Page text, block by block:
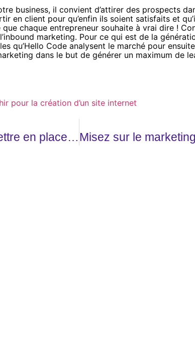
business, il convient d’attirer des prospects
en client pour qu’enfin ils soient satisfaits et
que chaque entrepreneur souhaite à vrai dire !
marketing. Pour ce qui est de la
qu’Hello Code analysent le marché pour
dans le but de générer un maximum de
pour la création d’un site internet
Astuces pour mettre en place une boutique en ligne